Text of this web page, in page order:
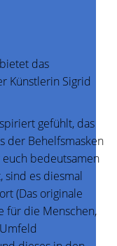
bietet das
Künstlerin Sigrid
gefühlt, das
der Behelfsmasken
bedeutsamen
sind es diesmal
(Das originale
für die Menschen,